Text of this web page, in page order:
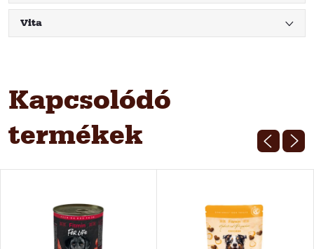
Vita
Kapcsolódó
termékek